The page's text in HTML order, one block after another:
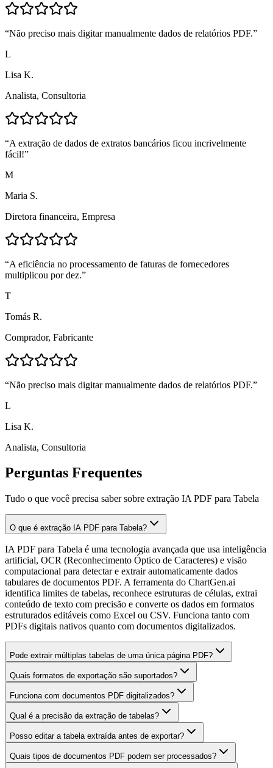
“Não preciso mais digitar manualmente dados de relatórios PDF.”
L
Lisa K.
Analista, Consultoria
“A extração de dados de extratos bancários ficou incrivelmente
fácil!”
M
Maria S.
Diretora financeira, Empresa
“A eficiência no processamento de faturas de fornecedores
multiplicou por dez.”
T
Tomás R.
Comprador, Fabricante
“Não preciso mais digitar manualmente dados de relatórios PDF.”
L
Lisa K.
Analista, Consultoria
Perguntas Frequentes
Tudo o que você precisa saber sobre extração IA PDF para Tabela
O que é extração IA PDF para Tabela?
IA PDF para Tabela é uma tecnologia avançada que usa inteligência
artificial, OCR (Reconhecimento Óptico de Caracteres) e visão
computacional para detectar e extrair automaticamente dados
tabulares de documentos PDF. A ferramenta do ChartGen.ai
identifica limites de tabelas, reconhece estruturas de células, extrai
conteúdo de texto com precisão e converte os dados em formatos
estruturados editáveis como Excel ou CSV. Funciona tanto com
PDFs digitais nativos quanto com documentos digitalizados.
Pode extrair múltiplas tabelas de uma única página PDF?
Quais formatos de exportação são suportados?
Funciona com documentos PDF digitalizados?
Qual é a precisão da extração de tabelas?
Posso editar a tabela extraída antes de exportar?
Quais tipos de documentos PDF podem ser processados?